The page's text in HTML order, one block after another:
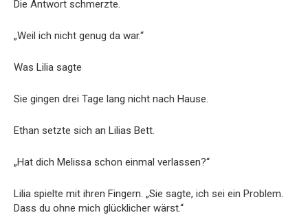
Die Antwort schmerzte.
„Weil ich nicht genug da war.“
Was Lilia sagte
Sie gingen drei Tage lang nicht nach Hause.
Ethan setzte sich an Lilias Bett.
„Hat dich Melissa schon einmal verlassen?“
Lilia spielte mit ihren Fingern. „Sie sagte, ich sei ein Problem.
Dass du ohne mich glücklicher wärst.“